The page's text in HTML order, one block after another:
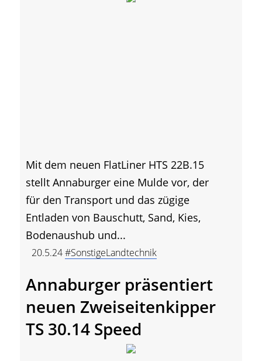
Mit dem neuen FlatLiner HTS 22B.15
stellt Annaburger eine Mulde vor, der
für den Transport und das zügige
Entladen von Bauschutt, Sand, Kies,
Bodenaushub und...
20.5.24#SonstigeLandtechnik
Annaburger präsentiert
neuen Zweiseitenkipper
TS 30.14 Speed